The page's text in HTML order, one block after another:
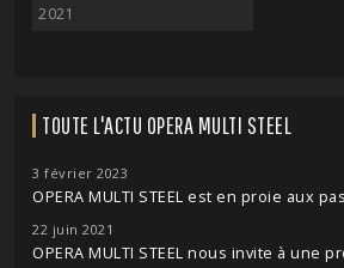
2021
TOUTE L'ACTU OPERA MULTI STEEL
3 février 2023
OPERA MULTI STEEL est en proie aux
22 juin 2021
OPERA MULTI STEEL nous invite à une